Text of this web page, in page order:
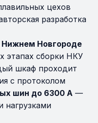
цехов
разработка
Нижнем Новгороде
этапах сборки НКУ
шкаф проходит
с протоколом
шин до 6300 А —
нагрузками